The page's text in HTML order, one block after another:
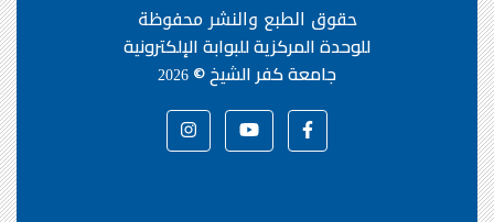
حقوق الطبع والنشر محفوظة
للوحدة المركزية للبوابة الإلكترونية
جامعة كفر الشيخ ©2026